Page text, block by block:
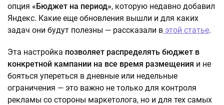
опция «Бюджет на период», которую недавно добавил
Яндекс. Какие еще обновления вышли и для каких
задач они будут полезны — рассказали в этой статье.
Эта настройка позволяет распределять бюджет в
конкретной кампании на все время размещения и не
бояться упереться в дневные или недельные
ограничения — это важно не только для контроля
рекламы со стороны маркетолога, но и для тех самых